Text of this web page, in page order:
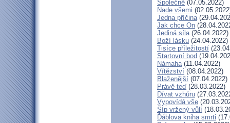
Společně (07.05.2022)
Nade všemi
Jedna příčina
Jak chce On
Jediná síla(26.04.2022)
Boží lásku (24.04.2022)
Tisíce příležitostí
Startovní bod
Námaha(11.04.2022)
Vítězství (08.04.2022)
Blaženější (07.04.2022)
Právě teď (28.03.2022)
Dívat vzhůru
Vypovídá vše
Šíp vržený vůlí
Ďáblova kniha smrti